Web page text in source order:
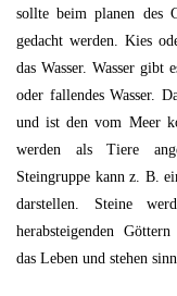
sollte beim planen des
gedacht werden. Kies
das Wasser. Wasser gibt
oder fallendes Wasser.
und ist den vom Meer
werden als Tiere
Steingruppe kann z. B.
darstellen. Steine
herabsteigenden
das Leben und stehen